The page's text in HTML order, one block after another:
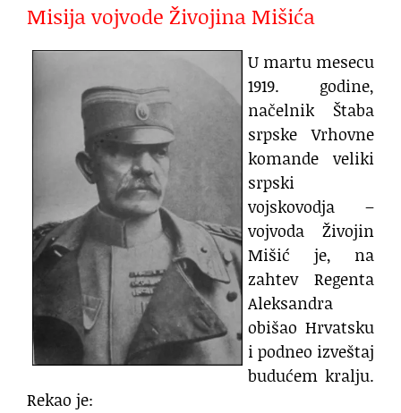
Misija vojvode Živojina Mišića
U martu mesecu
1919. godine,
načelnik Štaba
srpske Vrhovne
komande veliki
srpski
vojskovodja –
vojvoda Živojin
Mišić je, na
zahtev Regenta
Aleksandra
obišao Hrvatsku
i podneo izveštaj
budućem kralju.
Rekao je: